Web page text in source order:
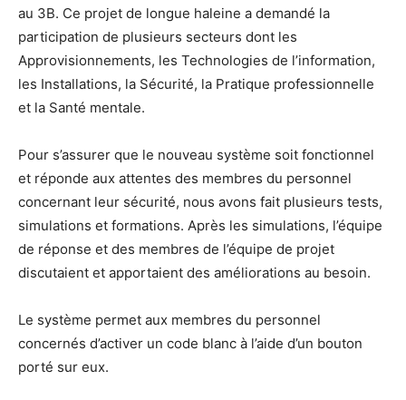
au 3B. Ce projet de longue haleine a demandé la
participation de plusieurs secteurs dont les
Approvisionnements, les Technologies de l’information,
les Installations, la Sécurité, la Pratique professionnelle
et la Santé mentale.
Pour s’assurer que le nouveau système soit fonctionnel
et réponde aux attentes des membres du personnel
concernant leur sécurité, nous avons fait plusieurs tests,
simulations et formations. Après les simulations, l’équipe
de réponse et des membres de l’équipe de projet
discutaient et apportaient des améliorations au besoin.
Le système permet aux membres du personnel
concernés d’activer un code blanc à l’aide d’un bouton
porté sur eux.